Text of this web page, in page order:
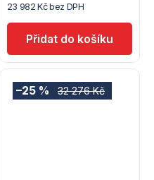
23 982 Kč bez DPH
32 276 Kč
–25 %